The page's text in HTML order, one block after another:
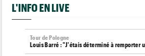
L'INFO EN LIVE
Tour de Pologne
Louis Barré : "J'étais déterminé à remporter